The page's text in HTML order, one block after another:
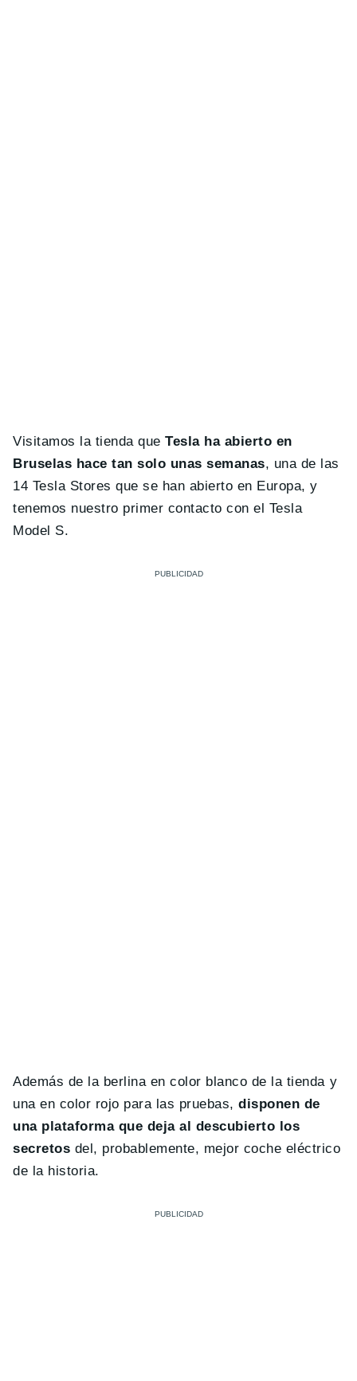
Visitamos la tienda que Tesla ha abierto en
Bruselas hace tan solo unas semanas, una de las
14 Tesla Stores que se han abierto en Europa, y
tenemos nuestro primer contacto con el Tesla
Model S.
Además de la berlina en color blanco de la tienda y
una en color rojo para las pruebas,disponen de
una plataforma que deja al descubierto los
secretos del, probablemente, mejor coche eléctrico
de la historia.